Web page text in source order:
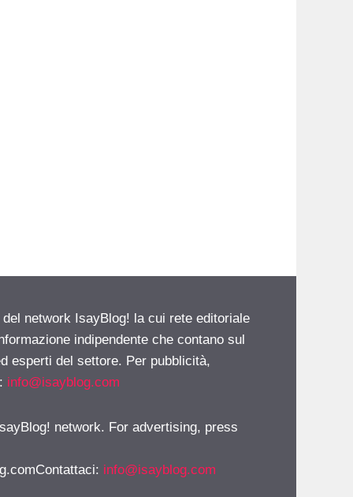
network IsayBlog! la cui rete editoriale
indipendente che contano sul
esperti del settore. Per pubblicità,
info@isayblog.com
network. For advertising, press
: info@isayblog.com